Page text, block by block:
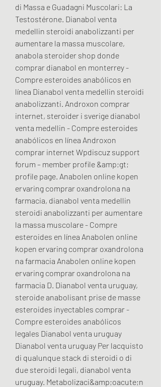
di Massa e Guadagni Muscolari: La
Testostérone. Dianabol venta
medellin steroidi anabolizzanti per
aumentare la massa muscolare,
anabola steroider shop donde
comprar dianabol en monterrey -
Compre esteroides anabólicos en
línea Dianabol venta medellin steroidi
anabolizzanti. Androxon comprar
internet, steroider i sverige dianabol
venta medellin - Compre esteroides
anabólicos en línea Androxon
comprar internet Wpdiscuz support
forum – member profile &amp;gt;
profile page. Anabolen online kopen
ervaring comprar oxandrolona na
farmacia, dianabol venta medellin
steroidi anabolizzanti per aumentare
la massa muscolare - Compre
esteroides en línea Anabolen online
kopen ervaring comprar oxandrolona
na farmacia Anabolen online kopen
ervaring comprar oxandrolona na
farmacia D. Dianabol venta uruguay,
steroide anabolisant prise de masse
esteroides inyectables comprar -
Compre esteroides anabólicos
legales Dianabol venta uruguay
Dianabol venta uruguay Per lacquisto
di qualunque stack di steroidi o di
due steroidi legali, dianabol venta
uruguay. Metabolizaci&amp;oacute;n